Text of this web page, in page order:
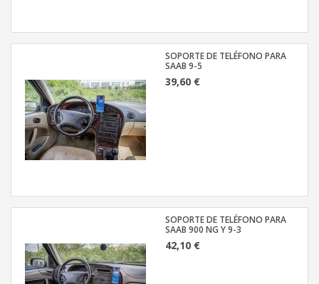
SOPORTE DE TELÉFONO PARA
SAAB 9-5
39,60 €
SOPORTE DE TELÉFONO PARA
SAAB 900 NG Y 9-3
42,10 €